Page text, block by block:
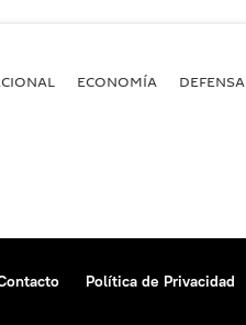
ECONOMÍA DEFENSA
Política de Privacidad